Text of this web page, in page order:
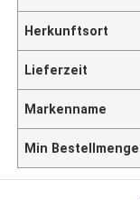
Herkunftsort
Lieferzeit
Markenname
Min Bestellmenge